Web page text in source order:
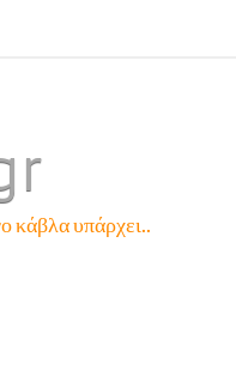
κάβλα υπάρχει..